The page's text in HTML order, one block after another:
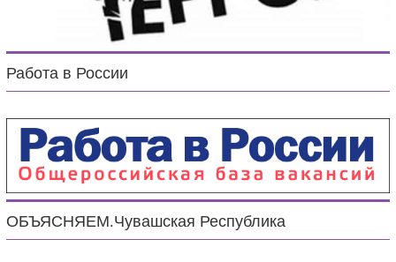
Работа в России
ОБЪЯСНЯЕМ.Чувашская Республика